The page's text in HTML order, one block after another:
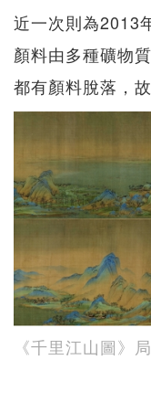
近一次則為2013
顏料由多種礦物
都有顏料脫落，
《千里江山圖》